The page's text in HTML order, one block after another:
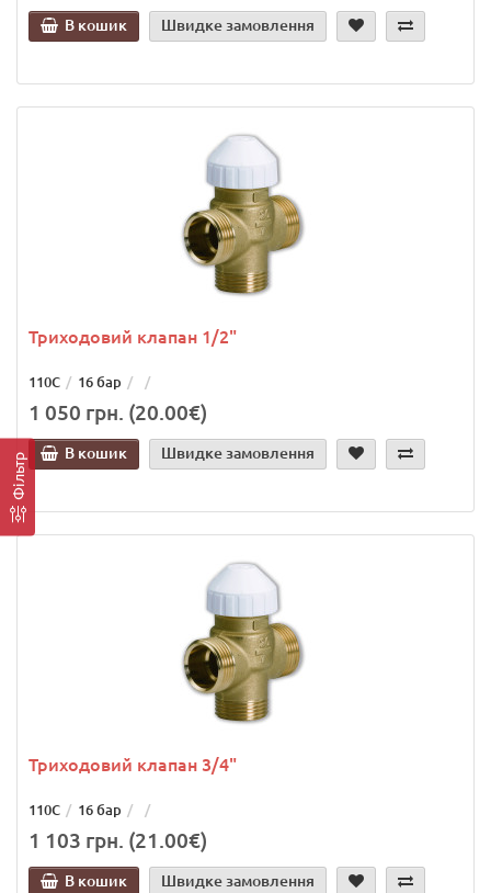
Фільтр
В кошик Швидке замовлення
Триходовий клапан 1/2"
110С 16 бар
1 050 грн. (20.00€)
В кошик Швидке замовлення
Триходовий клапан 3/4"
110С 16 бар
1 103 грн. (21.00€)
В кошик Швидке замовлення